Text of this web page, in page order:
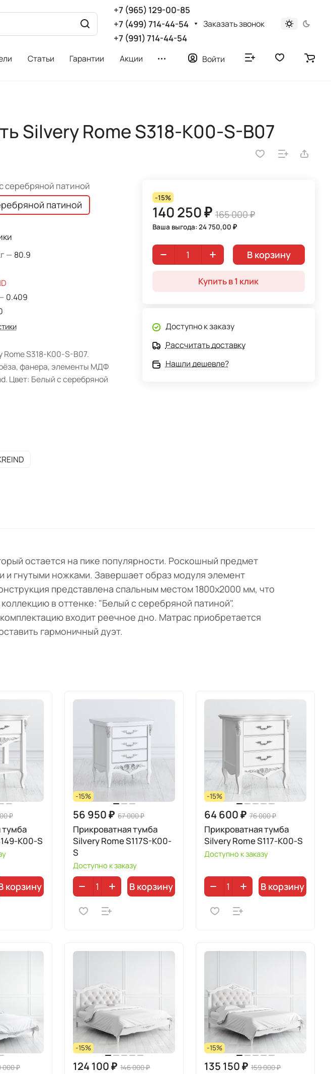
+7 (965) 129-00-85
+7 (499) 714-44-54
+7 (991) 714-44-54
Заказать звонок
Статьи Гарантии Акции Войти
Silvery Rome S318-K00-S-B07
серебряной патиной
патиной
— 80.9
0.409
Rome S318-K00-S-B07.
фанера, элементы МДФ
Цвет: Белый с серебряной
-15%
140 250 ₽ 165 000 ₽
Ваша выгода: 24 750,00 ₽
В корзину
Купить в 1 клик
Доступно к заказу
Рассчитать доставку
Нашли дешевле?
остается на пике популярности. Роскошный предмет
и гнутыми ножками. Завершает образ модуля элемент
представлена спальным местом 1800х2000 мм, что
в оттенке: "Белый с серебряной патиной".
входит реечное дно. Матрас приобретается
гармоничный дуэт.
₽
тумба
K00-S
корзину
-15%
56 950 ₽ 67 000 ₽
Прикроватная тумба
Silvery Rome S117S-K00-
S
Доступно к заказу
В корзину
-15%
64 600 ₽ 76 000 ₽
Прикроватная тумба
Silvery Rome S117-K00-S
Доступно к заказу
В корзину
000 ₽
-15%
124 100 ₽ 146 000 ₽
-15%
135 150 ₽ 159 000 ₽